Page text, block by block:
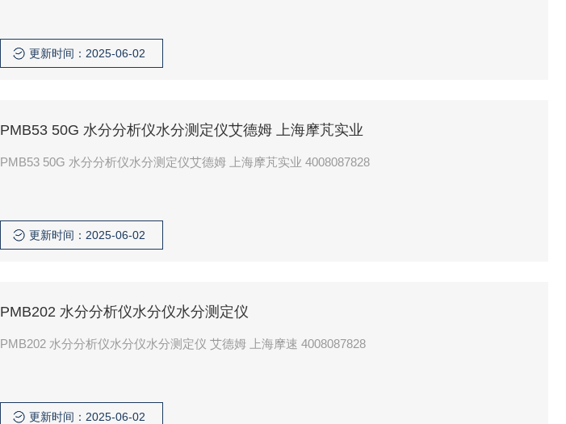
更新时间：2025-06-02
PMB53 50G 水分分析仪水分测定仪艾德姆 上海摩芃实业
PMB53 50G 水分分析仪水分测定仪艾德姆 上海摩芃实业 4008087828
更新时间：2025-06-02
PMB202 水分分析仪水分仪水分测定仪
PMB202 水分分析仪水分仪水分测定仪 艾德姆 上海摩速 4008087828
更新时间：2025-06-02